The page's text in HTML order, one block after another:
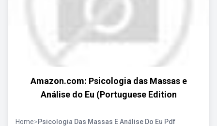
Amazon.com: Psicologia das Massas e
Análise do Eu (Portuguese Edition
Home>Psicologia Das Massas E Análise Do Eu Pdf